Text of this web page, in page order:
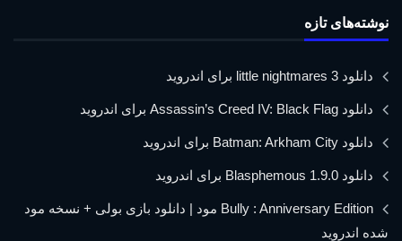
نوشته‌های تازه
دانلود little nightmares 3 برای اندروید
دانلود Assassin’s Creed IV: Black Flag برای اندروید
دانلود Batman: Arkham City برای اندروید
دانلود Blasphemous 1.9.0 برای اندروید
Bully : Anniversary Edition مود | دانلود بازی بولی + نسخه مود
شده اندروید